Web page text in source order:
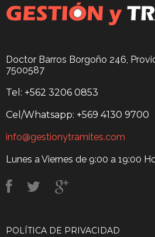
Doctor Barros Borgoño 246,
7500587
Tel: +562 3206 0853
Cel/Whatsapp: +569 4130 9700
info@gestionytramites.com
Lunes a Viernes de 9:00 a 19:00
POLÍTICA DE PRIVACIDAD